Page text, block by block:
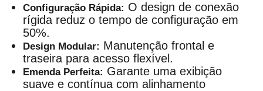
Configuração Rápida: O design de conexão
rígida reduz o tempo de configuração em
50%.
Design Modular: Manutenção frontal e
traseira para acesso flexível.
Emenda Perfeita: Garante uma exibição
suave e contínua com alinhamento